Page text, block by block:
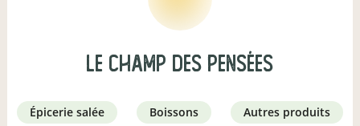
le Champ des Pensées
épicerie salée boissons autres produits